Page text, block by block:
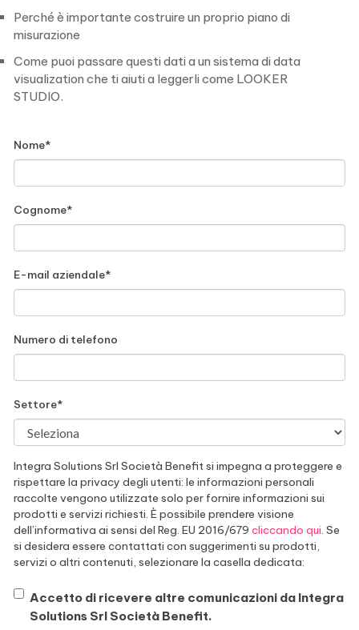
Perché è importante costruire un proprio piano di
misurazione
Come puoi passare questi dati a un sistema di data
visualization che ti aiuti a leggerli come LOOKER
STUDIO.
Nome*
Cognome*
E-mail aziendale*
Numero di telefono
Settore*
Integra Solutions Srl Società Benefit si impegna a proteggere e
rispettare la privacy degli utenti: le informazioni personali
raccolte vengono utilizzate solo per fornire informazioni sui
prodotti e servizi richiesti. È possibile prendere visione
dell’informativa ai sensi del Reg. EU 2016/679 cliccando qui. Se
si desidera essere contattati con suggerimenti su prodotti,
servizi o altri contenuti, selezionare la casella dedicata:
Accetto di ricevere altre comunicazioni da Integra
Solutions Srl Società Benefit.